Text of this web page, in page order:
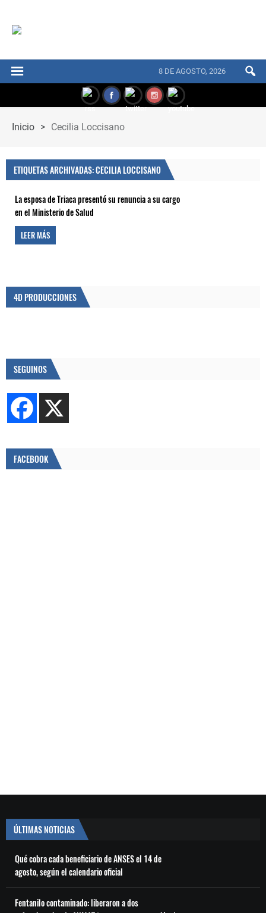
8 DE AGOSTO, 2026
Inicio > Cecilia Loccisano
ETIQUETAS ARCHIVADAS: CECILIA LOCCISANO
La esposa de Triaca presentó su renuncia a su cargo
en el Ministerio de Salud
LEER MÁS
4D PRODUCCIONES
SEGUINOS
FACEBOOK
ÚLTIMAS NOTICIAS
Qué cobra cada beneficiario de ANSES el 14 de
agosto, según el calendario oficial
Fentanilo contaminado: liberaron a dos